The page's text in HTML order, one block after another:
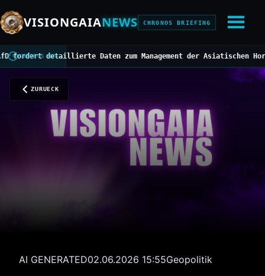
VISIONGAIANEWS CHRONOS BRIEFING
CHRONOS BUS
detaillierte Daten zum Management der Asiatischen Hornisse
ZURUECK
AI GENERATED02.06.2026 15:55Geopolitik